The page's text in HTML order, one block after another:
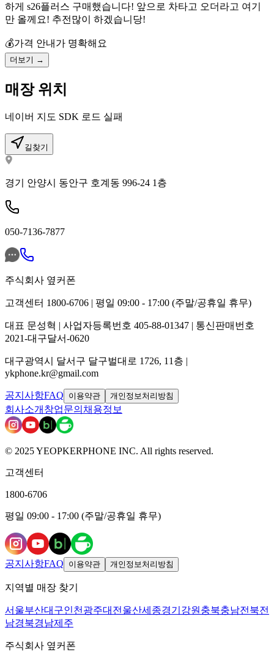
하게 s26플러스 구매했습니다! 앞으로 차타고 오더라고 여기
만 올께요! 추전많이 하겠습니당!
💰가격 안내가 명확해요
더보기 →
매장 위치
네이버 지도 SDK 로드 실패
길찾기
경기 안양시 동안구 호계동 996-24 1층
050-7136-7877
주식회사 옆커폰
고객센터 1800-6706 | 평일 09:00 - 17:00 (주말/공휴일 휴무)
대표 문성혁 | 사업자등록번호 405-88-01347 | 통신판매번호
2021-대구달서-0620
대구광역시 달서구 달구벌대로 1726, 11층 |
ykphone.kr@gmail.com
공지사항FAQ 이용약관 개인정보처리방침
회사소개 창업문의 채용정보
© 2025 YEOPKERPHONE INC. All rights reserved.
고객센터
1800-6706
평일 09:00 - 17:00 (주말/공휴일 휴무)
공지사항FAQ 이용약관 개인정보처리방침
지역별 매장 찾기
서울부산대구인천광주대전울산세종경기 강원충북충남전북전
남경북경남제주
주식회사 옆커폰